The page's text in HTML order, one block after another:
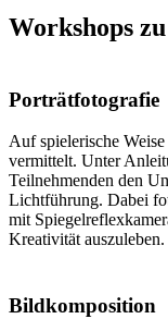
Workshops
Porträtfotografie
Auf spielerische
vermittelt. Unter
Teilnehmenden den
Lichtführung. Dabei
mit
Kreativität auszuleben.
Bildkomposition